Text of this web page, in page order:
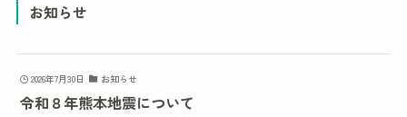
お知らせ
2026年7月30日 お知らせ
令和８年熊本地震について